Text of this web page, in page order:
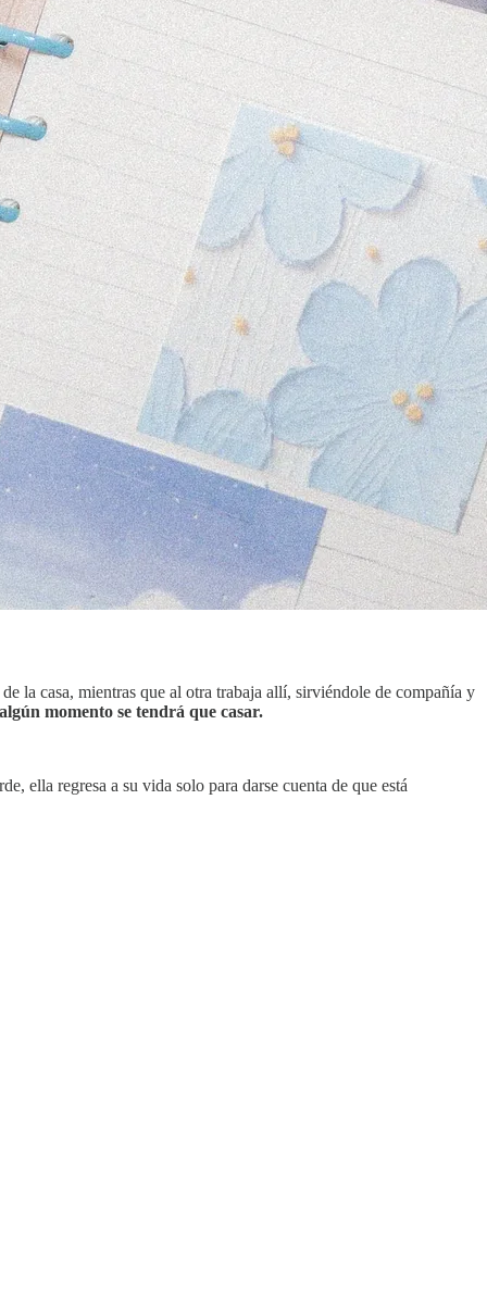
la casa, mientras que al otra trabaja allí, sirviéndole de compañía y
momento se tendrá que casar.
ella regresa a su vida solo para darse cuenta de que está